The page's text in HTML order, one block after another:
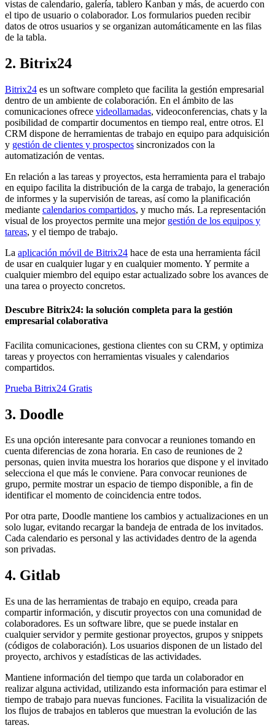
vistas de calendario, galería, tablero Kanban y más, de acuerdo con
el tipo de usuario o colaborador. Los formularios pueden recibir
datos de otros usuarios y se organizan automáticamente en las filas
de la tabla.
2. Bitrix24
Bitrix24 es un software completo que facilita la gestión empresarial
dentro de un ambiente de colaboración. En el ámbito de las
comunicaciones ofrece videollamadas, videoconferencias, chats y la
posibilidad de compartir documentos en tiempo real, entre otros. El
CRM dispone de herramientas de trabajo en equipo para adquisición
y gestión de clientes y prospectos sincronizados con la
automatización de ventas.
En relación a las tareas y proyectos, esta herramienta para el trabajo
en equipo facilita la distribución de la carga de trabajo, la generación
de informes y la supervisión de tareas, así como la planificación
mediante calendarios compartidos, y mucho más. La representación
visual de los proyectos permite una mejor gestión de los equipos y
tareas, y el tiempo de trabajo.
La aplicación móvil de Bitrix24 hace de esta una herramienta fácil
de usar en cualquier lugar y en cualquier momento. Y permite a
cualquier miembro del equipo estar actualizado sobre los avances de
una tarea o proyecto concretos.
Descubre Bitrix24: la solución completa para la gestión
empresarial colaborativa
Facilita comunicaciones, gestiona clientes con su CRM, y optimiza
tareas y proyectos con herramientas visuales y calendarios
compartidos.
Prueba Bitrix24 Gratis
3. Doodle
Es una opción interesante para convocar a reuniones tomando en
cuenta diferencias de zona horaria. En caso de reuniones de 2
personas, quien invita muestra los horarios que dispone y el invitado
selecciona el que más le conviene. Para convocar reuniones de
grupo, permite mostrar un espacio de tiempo disponible, a fin de
identificar el momento de coincidencia entre todos.
Por otra parte, Doodle mantiene los cambios y actualizaciones en un
solo lugar, evitando recargar la bandeja de entrada de los invitados.
Cada calendario es personal y las actividades dentro de la agenda
son privadas.
4. Gitlab
Es una de las herramientas de trabajo en equipo, creada para
compartir información, y discutir proyectos con una comunidad de
colaboradores. Es un software libre, que se puede instalar en
cualquier servidor y permite gestionar proyectos, grupos y snippets
(códigos de colaboración). Los usuarios disponen de un listado del
proyecto, archivos y estadísticas de las actividades.
Mantiene información del tiempo que tarda un colaborador en
realizar alguna actividad, utilizando esta información para estimar el
tiempo de trabajo para nuevas funciones. Facilita la visualización de
los flujos de trabajos en tableros que muestran la evolución de las
tareas.